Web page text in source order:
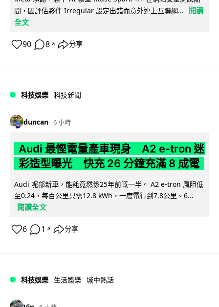
間，因評估夥伴 Irregular 設定出錯而意外連上互聯網...
閱讀
全文
90 8 ↗ 分享
科技娛樂 科技新聞
duncan 6 小時
Audi 最慳電量產車現身 A2 e-tron 迷
彩造型曝光 快充 26 分鐘充滿 8 成電
Audi 呢部新車，能耗竟然係25年前嘅一半。 A2 e-tron 風阻低
至0.24，每百公里只需12.8 kWh，一度電行到7.8公里。6...
閱讀全文
6 1 ↗ 分享
科技娛樂 生活娛樂 城中熱話